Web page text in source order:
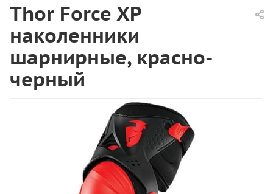
Thor Force XP
наколенники
шарнирные, красно-
черный